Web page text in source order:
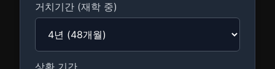
거치기간 (재학 중)
상환 기간